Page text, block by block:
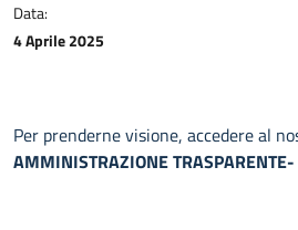
Data:
4 Aprile 2025
Per prenderne visione, accedere al
AMMINISTRAZIONE